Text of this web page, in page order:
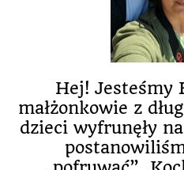
Hej! Jesteśmy
małżonkowie z
dzieci wyfrunęły